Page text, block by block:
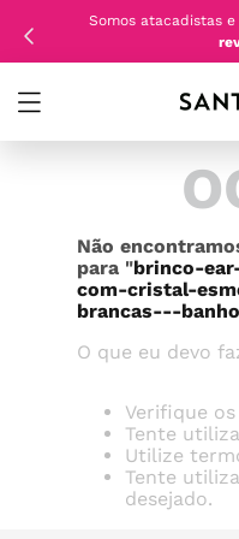
Somos atacadistas
Não
para "brinco-
com-cristal-
brancas---
O que eu devo
Verifique
Tente
Utilize
Tente
desejado.